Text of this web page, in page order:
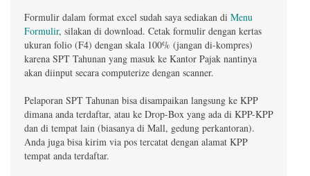
Formulir dalam format excel sudah saya sediakan di Menu
Formulir, silakan di download. Cetak formulir dengan kertas
ukuran folio (F4) dengan skala 100% (jangan di-kompres)
karena SPT Tahunan yang masuk ke Kantor Pajak nantinya
akan diinput secara computerize dengan scanner.
Pelaporan SPT Tahunan bisa disampaikan langsung ke KPP
dimana anda terdaftar, atau ke Drop-Box yang ada di KPP-KPP
dan di tempat lain (biasanya di Mall, gedung perkantoran).
Anda juga bisa kirim via pos tercatat dengan alamat KPP
tempat anda terdaftar.